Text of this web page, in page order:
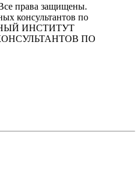
права защищены.
консультантов по
ИНСТИТУТ
ПО